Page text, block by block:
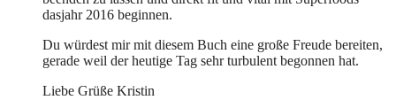
dasjahr 2016 beginnen.
Du würdest mir mit diesem Buch eine große Freude bereiten,
gerade weil der heutige Tag sehr turbulent begonnen hat.
Liebe Grüße Kristin